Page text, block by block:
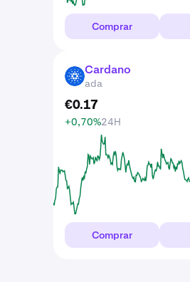
Comprar
ADA Cardano
ada
€0.17
+0,70%24H
Comprar